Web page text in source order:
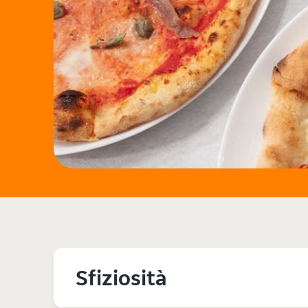
Sfiziosità